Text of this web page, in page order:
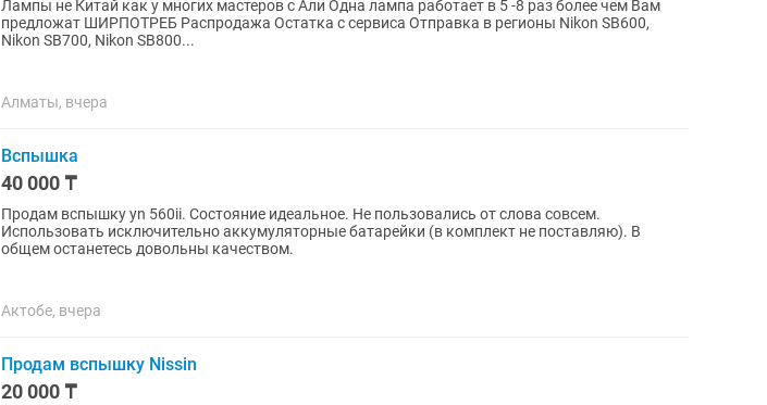
Лампы не Китай как у многих мастеров с Али Одна лампа работает в 5 -8 раз более чем Вам
предложат ШИРПОТРЕБ Распродажа Остатка с сервиса Отправка в регионы Nikon SB600,
Nikon SB700, Nikon SB800...
Алматы, вчера
Вспышка
40 000 ₸
Продам вспышку yn 560ii. Состояние идеальное. Не пользовались от слова совсем.
Использовать исключительно аккумуляторные батарейки (в комплект не поставляю). В
общем останетесь довольны качеством.
Актобе, вчера
Продам вспышку Nissin
20 000 ₸